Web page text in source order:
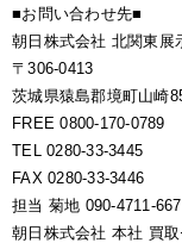
■お問い合わせ先■
朝日株式会社 北関東展
〒306-0413
茨城県猿島郡境町山崎
FREE 0800-170-0789
TEL 0280-33-3445
FAX 0280-33-3446
担当 菊地 090-4711-
朝日株式会社 本社 買